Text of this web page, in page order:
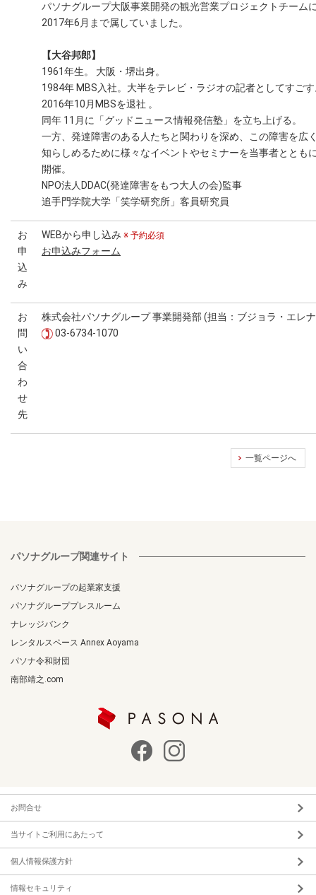
パソナグループ大阪事業開発の観光営業プロジェクトチーム
2017年6月まで属していました。
【大谷邦郎】
1961年生。 大阪・堺出身。
1984年 MBS入社。大半をテレビ・ラジオの記者としてすご
2016年10月MBSを退社 。
同年 11月に「グッドニュース情報発信塾」を立ち上げる。
一方、発達障害のある人たちと関わりを深め、この障害を広
知らしめるために様々なイベントやセミナーを当事者ととも
開催。
NPO法人DDAC(発達障害をもつ大人の会)監事
追手門学院大学「笑学研究所」客員研究員
お
申
込
み
WEBから申し込み ※ 予約必須
お申込みフォーム
お
問
い
合
わ
せ
先
株式会社パソナグループ 事業開発部 (担当：ブジョラ・エレ
03-6734-1070
一覧ページへ
パソナグループ関連サイト
パソナグループの起業家支援
パソナグループプレスルーム
ナレッジバンク
レンタルスペース Annex Aoyama
パソナ令和財団
南部靖之.com
お問合せ
当サイトご利用にあたって
個人情報保護方針
情報セキュリティ